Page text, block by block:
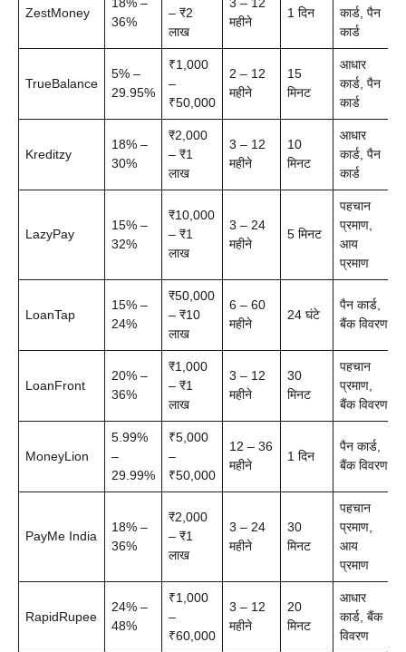
ZestMoney
18% –
36%
– ₹2
लाख
3 – 12
महीने
1 दिन
कार्ड, पैन
कार्ड
TrueBalance
5% –
29.95%
₹1,000
–
₹50,000
2 – 12
महीने
15
मिनट
आधार
कार्ड, पैन
कार्ड
Kreditzy
18% –
30%
₹2,000
– ₹1
लाख
3 – 12
महीने
10
मिनट
आधार
कार्ड, पैन
कार्ड
LazyPay
15% –
32%
₹10,000
– ₹1
लाख
3 – 24
महीने
5 मिनट
पहचान
प्रमाण,
आय
प्रमाण
LoanTap
15% –
24%
₹50,000
– ₹10
लाख
6 – 60
महीने
24 घंटे
पैन कार्ड,
बैंक विवरण
LoanFront
20% –
36%
₹1,000
– ₹1
लाख
3 – 12
महीने
30
मिनट
पहचान
प्रमाण,
बैंक विवरण
MoneyLion
5.99%
–
29.99%
₹5,000
–
₹50,000
12 – 36
महीने
1 दिन
पैन कार्ड,
बैंक विवरण
PayMe India
18% –
36%
₹2,000
– ₹1
लाख
3 – 24
महीने
30
मिनट
पहचान
प्रमाण,
आय
प्रमाण
RapidRupee
24% –
48%
₹1,000
–
₹60,000
3 – 12
महीने
20
मिनट
आधार
कार्ड, बैंक
विवरण